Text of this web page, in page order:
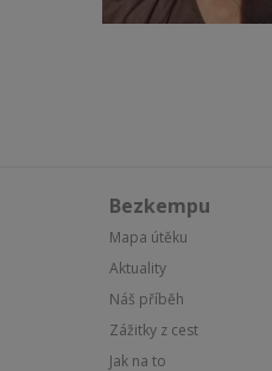
Bezkempu
Mapa útěku
Aktuality
Náš příběh
Zážitky z cest
Jak na to